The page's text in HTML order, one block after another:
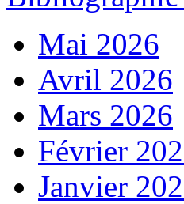
Mai 2026
Avril 2026
Mars 2026
Février
Janvier